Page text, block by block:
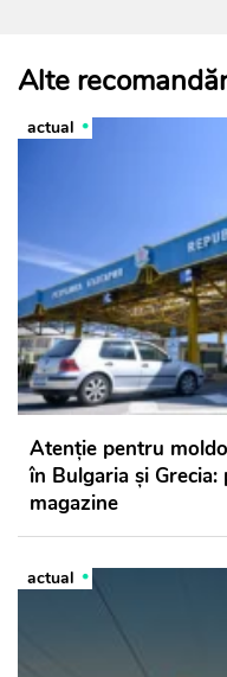
Alte
actual
Atenție pentru
în Bulgaria și
magazine
actual